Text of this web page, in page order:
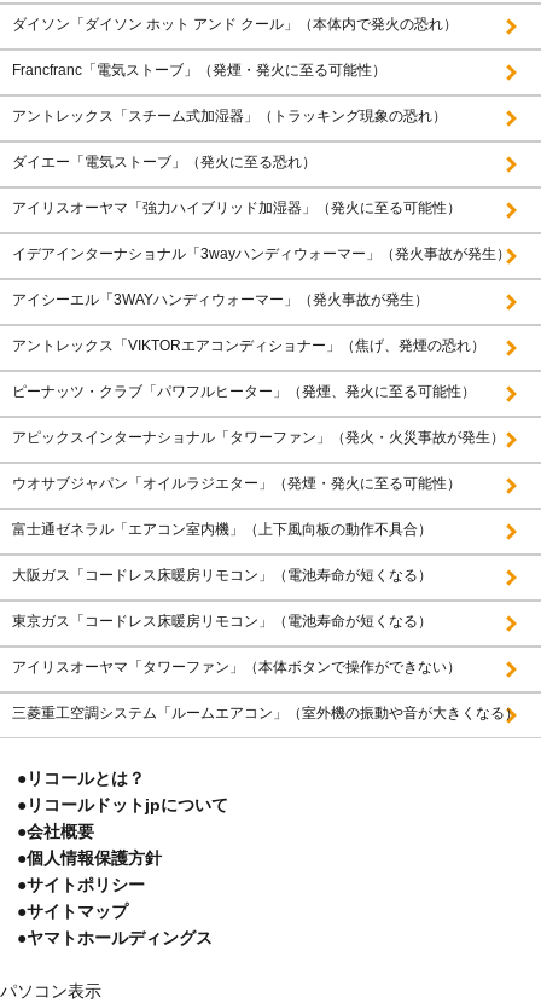
ダイソン「ダイソン ホット アンド クール」（本体内で発火の恐れ）
Francfranc「電気ストーブ」（発煙・発火に至る可能性）
アントレックス「スチーム式加湿器」（トラッキング現象の恐れ）
ダイエー「電気ストーブ」（発火に至る恐れ）
アイリスオーヤマ「強力ハイブリッド加湿器」（発火に至る可能性）
イデアインターナショナル「3wayハンディウォーマー」（発火事故が発生）
アイシーエル「3WAYハンディウォーマー」（発火事故が発生）
アントレックス「VIKTORエアコンディショナー」（焦げ、発煙の恐れ）
ピーナッツ・クラブ「パワフルヒーター」（発煙、発火に至る可能性）
アピックスインターナショナル「タワーファン」（発火・火災事故が発生）
ウオサブジャパン「オイルラジエター」（発煙・発火に至る可能性）
富士通ゼネラル「エアコン室内機」（上下風向板の動作不具合）
大阪ガス「コードレス床暖房リモコン」（電池寿命が短くなる）
東京ガス「コードレス床暖房リモコン」（電池寿命が短くなる）
アイリスオーヤマ「タワーファン」（本体ボタンで操作ができない）
三菱重工空調システム「ルームエアコン」（室外機の振動や音が大きくなる）
●リコールとは？
●リコールドットjpについて
●会社概要
●個人情報保護方針
●サイトポリシー
●サイトマップ
●ヤマトホールディングス
パソコン表示